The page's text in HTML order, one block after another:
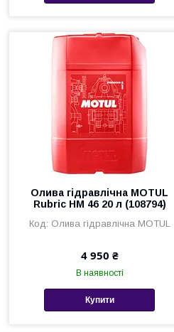
Олива гідравлічна MOTUL
Rubric HM 46 20 л (108794)
Олива гідравлічна MOTUL
4 950 ₴
В наявності
Купити